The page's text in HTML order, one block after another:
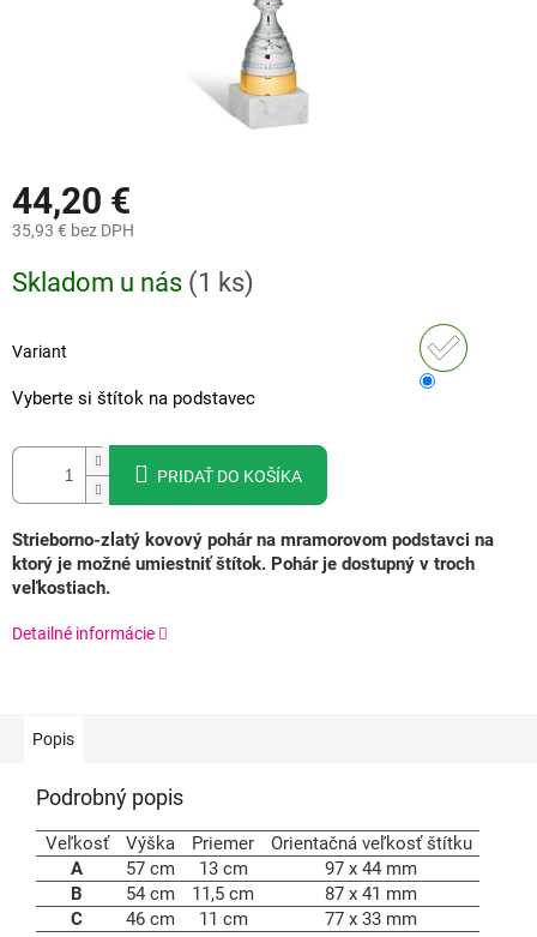
44,20 €
35,93 € bez DPH
cena:
Skladom u nás (1 ks)
Variant
Vyberte si štítok na podstavec
PRIDAŤ DO KOŠÍKA
Strieborno-zlatý kovový pohár na mramorovom podstavci na
ktorý je možné umiestniť štítok. Pohár je dostupný v troch
veľkostiach.
Detailné informácie
Popis
Podrobný popis
Veľkosť Výška Priemer
Orientačná veľkosť štítku
A
57 cm 13 cm
97 x 44 mm
B
54 cm 11,5 cm
87 x 41 mm
C
46 cm 11 cm 77 x 33 mm